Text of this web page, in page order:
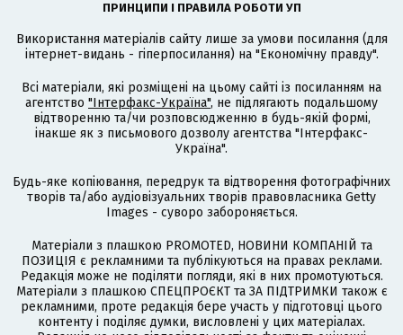
ПРИНЦИПИ І ПРАВИЛА РОБОТИ УП
Використання матеріалів сайту лише за умови посилання (для
інтернет-видань - гіперпосилання) на "Економічну правду".
Всі матеріали, які розміщені на цьому сайті із посиланням на
агентство "Інтерфакс-Україна", не підлягають подальшому
відтворенню та/чи розповсюдженню в будь-якій формі,
інакше як з письмового дозволу агентства "Інтерфакс-
Україна".
Будь-яке копіювання, передрук та відтворення фотографічних
творів та/або аудіовізуальних творів правовласника Getty
Images - суворо забороняється.
Матеріали з плашкою PROMOTED, НОВИНИ КОМПАНІЙ та
ПОЗИЦІЯ є рекламними та публікуються на правах реклами.
Редакція може не поділяти погляди, які в них промотуються.
Матеріали з плашкою СПЕЦПРОЄКТ та ЗА ПІДТРИМКИ також є
рекламними, проте редакція бере участь у підготовці цього
контенту і поділяє думки, висловлені у цих матеріалах.